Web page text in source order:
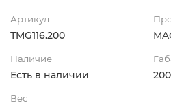
Артикул
ТMG116.200
Наличие
Есть в наличии
Вес